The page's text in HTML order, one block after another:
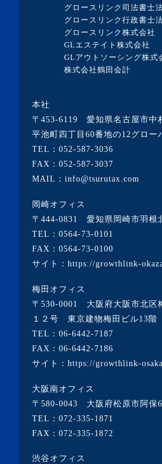
グロースリンク司法書士
グロースリンク行政書士
グロースリンク株式会社
GLエステイト株式会社
GLアウトソーシング株式
株式会社鶴田会計
本社
〒453-6119 愛知県名古屋市中
平池町四丁目60番地の12グロー
TEL： 052-587-3036
FAX：052-587-3037
MAIL：info@tsurutax.com
岡崎オフィス
〒444-0831 愛知県岡崎市羽根
TEL： 0564-73-0101
FAX：0564-73-0100
サイト： https://growthlink-
梅田オフィス
〒530-0001 大阪府大阪市北区
１２号 東京建物梅田ビル13階
TEL： 06-6442-7187
FAX：06-6442-7186
サイト： https://growthlink-
大阪南オフィス
〒580-0043 大阪府松原市阿保
TEL： 072-335-1871
FAX：072-335-1872
渋谷オフィス